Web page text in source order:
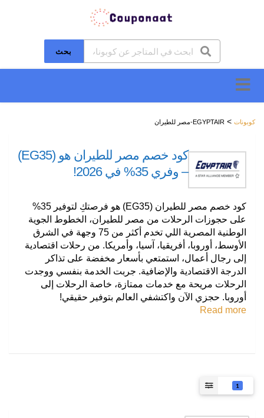
بحث
إلى
المحتوى
كوبونات > EGYPTAIR-مصر للطيران
كود خصم مصر للطيران هو (EG35)
– وفري 35% في 2026!
كود خصم مصر للطيران (EG35) هو فرصتكِ لتوفير 35%
على حجوزات الرحلات من مصر للطيران، الخطوط الجوية
الوطنية المصرية اللي تخدم أكثر من 75 وجهة في الشرق
الأوسط، أوروبا، أفريقيا، آسيا، وأمريكا. من رحلات اقتصادية
إلى رجال أعمال، استمتعي بأسعار مخفضة على تذاكر
الدرجة الاقتصادية والإضافية. جربت الخدمة بنفسي ووجدت
الرحلات مريحة مع خدمات ممتازة، خاصة الرحلات إلى
أوروبا. حجزي الآن واكتشفي العالم بتوفير حقيقي!
Read more
1